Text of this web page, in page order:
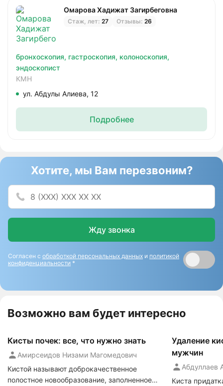
Омарова Хадижат Загирбеговна
Стаж, лет: 27 Отзывы: 26
бронхоскопия, гастроскопия, колоноскопия,
эндоскопист
КМН
ул. Абдулы Алиева, 12
Подробнее
Хотите, мы Вам перезвоним?
Жду звонка
Согласен с обработкой персональных данных и политикой
конфиденциальности *
Возможно вам будет интересно
Кисты почек: все, что нужно знать
Амирсеидов Низами Магомедович
Кистой называют доброкачественное
полостное новообразование, заполненное
Удаление
мужчин
Абдуллаев
Киста